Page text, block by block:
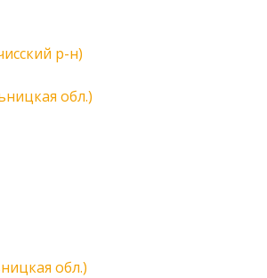
р-н)
обл.)
обл.)